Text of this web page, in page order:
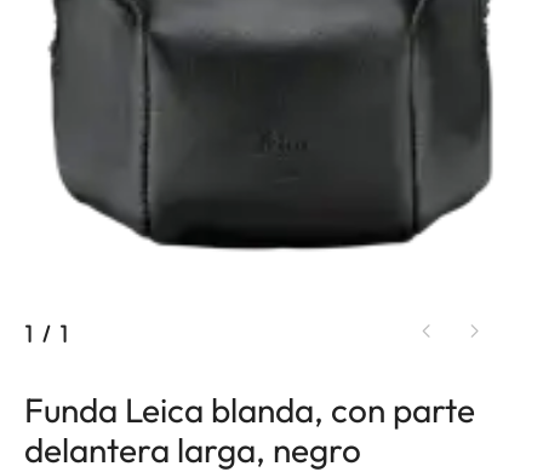
1 / 1
Funda Leica blanda, con parte
delantera larga, negro